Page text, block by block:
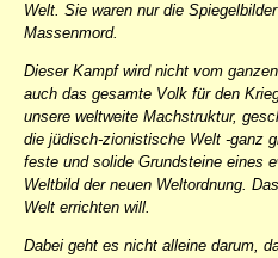
Welt. Sie waren nur die
Massenmord.
Dieser Kampf wird nicht vom
auch das gesamte Volk für den
unsere weltweite Machstruktur,
die jüdisch-zionistische Welt -ganz
feste und solide Grundsteine eines
Weltbild der neuen Weltordnung.
Welt errichten will.
Dabei geht es nicht alleine darum,